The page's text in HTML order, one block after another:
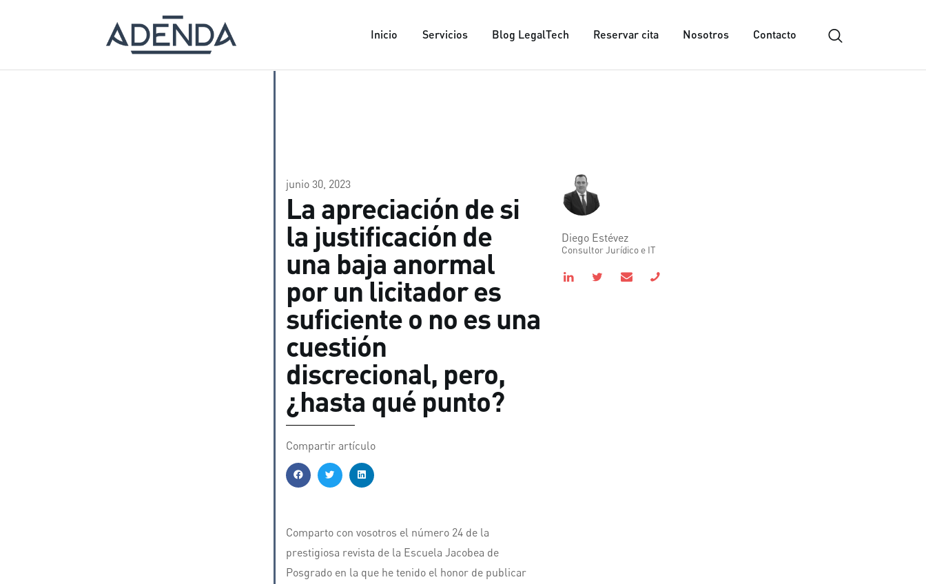
Inicio Servicios Blog LegalTech Reservar cita Nosotros Contacto
CONTACTO
junio 30, 2023
La apreciación de si
la justificación de
una baja anormal
por un licitador es
suficiente o no es una
cuestión
discrecional, pero,
¿hasta qué punto?
Compartir artículo
Comparto con vosotros el número 24 de la
prestigiosa revista de la Escuela Jacobea de
Posgrado en la que he tenido el honor de publicar
Diego Estévez
Consultor Jurídico e IT